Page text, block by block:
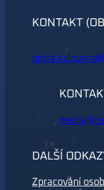
KONTAKT
DALŠÍ
Zpracování